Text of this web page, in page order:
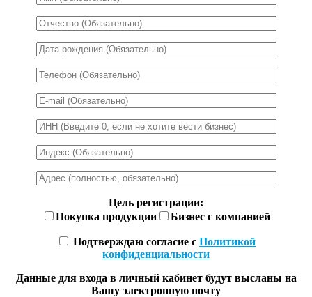
Цель регистрации:
Покупка продукции
Бизнес с компанией
Подтверждаю согласие с Политикой
конфиденциальности
Данные для входа в личный кабинет будут высланы на
Вашу электронную почту